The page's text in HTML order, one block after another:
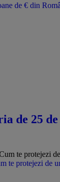
de € din
de 25
te protejezi de